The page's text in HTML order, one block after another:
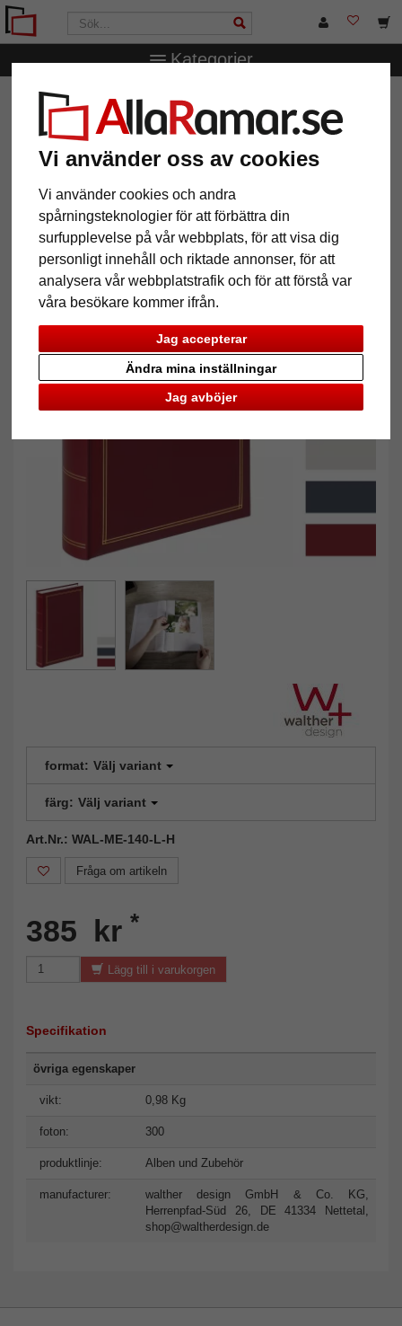
Vi använder oss av cookies
Vi använder cookies och andra
spårningsteknologier för att förbättra din
surfupplevelse på vår webbplats, för att visa dig
personligt innehåll och riktade annonser, för att
analysera vår webbplatstrafik och för att förstå var
våra besökare kommer ifrån.
Jag accepterar
Jag avböjer
Ändra mina inställningar
Kategorier
AllaRamar.se Övriga produkter
Monza slip-in för 300 foton
Fotoalbum Monza slip-in för 300
foton
format: Välj variant
färg: Välj variant
Art.Nr.: WAL-ME-140-L-H
Fråga om artikeln
385 kr *
Lägg till i varukorgen
Specifikation
övriga egenskaper
vikt: 0,98 Kg
foton: 300
produktlinje: Alben und Zubehör
manufacturer:
walther design GmbH & Co. KG,
Herrenpfad-Süd 26, DE 41334 Nettetal,
shop@waltherdesign.de